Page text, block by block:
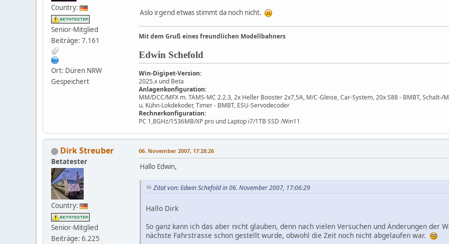
Country:
Senior-Mitglied
Beiträge: 7.161
Ort: Düren NRW
Gespeichert
Aslo irgend etwas stimmt da noch nicht.
Mit dem Gruß eines freundlichen Modellbahners
Edwin Schefold
Win-Digipet-Version:
2025.x und Beta
Anlagenkonfiguration:
MM/DCC/MFX m. TAMS-MC 2.2.3, 2x Heller Booster 2x7,5A, M/C-Gleise, Car-System, 20x S88 - BMBT,
u. Kühn-Lokdekoder, Timer - BMBT, ESU-Servodecoder
Rechnerkonfiguration:
PC 1,8GHz/1536MB/XP pro und Laptop i7/1TB SSD /Win11
Dirk Streuber
Betatester
Country:
Senior-Mitglied
Beiträge: 6.225
06. November 2007, 17:28:26
Hallo Edwin,
Zitat von: Edwin Schefold in 06. November 2007, 17:06:29
Hallo Dirk
So ganz kann ich das aber nicht glauben, denn nach vielen Versuchen und Änderungen der
nächste Fahrstrasse schon gestellt wurde, obwohl die Zeit noch nicht abgelaufen war.